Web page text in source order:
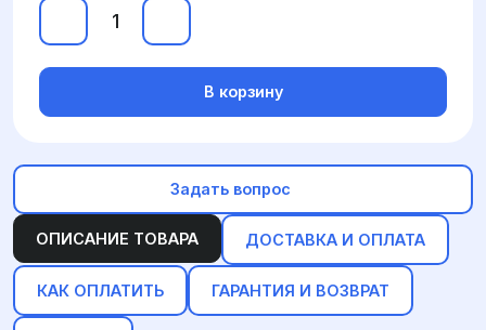
ОПИСАНИЕ ТОВАРА ДОСТАВКА И ОПЛАТА
КАК ОПЛАТИТЬ ГАРАНТИЯ И ВОЗВРАТ
В корзину
Задать вопрос